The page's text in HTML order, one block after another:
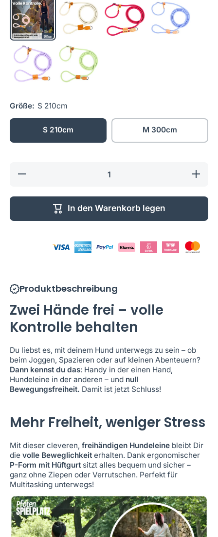
Größe: S 210cm
S 210cm M 300cm
Verringere
Erhöhe
Menge
Sicher,
&amp;
In den Warenkorb legen
Produktbeschreibung
Zwei Hände frei – volle
Kontrolle behalten
Du liebst es, mit deinem Hund unterwegs zu sein – ob
beim Joggen, Spazieren oder auf kleinen Abenteuern?
Dann kennst du das: Handy in der einen Hand,
Hundeleine in der anderen – und null
Bewegungsfreiheit. Damit ist jetzt Schluss!
Mehr Freiheit, weniger Stress
Mit dieser cleveren, freihändigen Hundeleine bleibt Dir
die volle Beweglichkeit erhalten. Dank ergonomischer
P-Form mit Hüftgurt sitzt alles bequem und sicher –
ganz ohne Ziepen oder Verrutschen. Perfekt für
Multitasking unterwegs!